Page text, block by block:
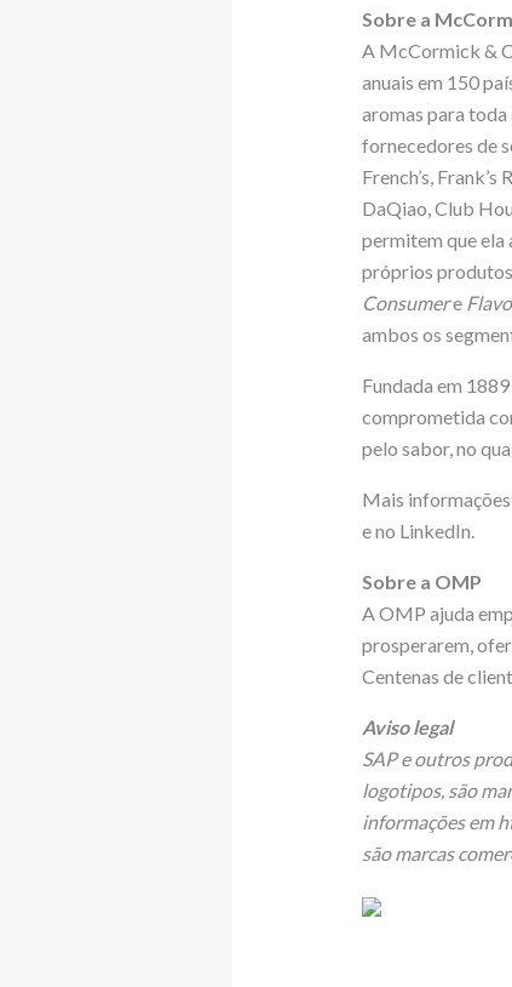
Sobre a
A McCormick &
anuais em 150
aromas para
fornecedores de
French’s,
DaQiao, Club
permitem que ela
próprios
Consumere
ambos os
Fundada em
comprometida
pelo sabor, no
Mais
e no LinkedIn.
Sobre a OMP
A OMP ajuda
prosperarem,
Centenas de
Aviso legal
SAP e outros
logotipos, são
informações em
são marcas